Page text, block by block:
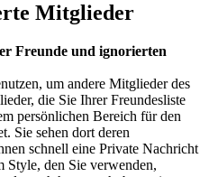
Mitglieder
Freunde und ignorierten
um andere Mitglieder des
die Sie Ihrer Freundesliste
persönlichen Bereich für den
Sie sehen dort deren
schnell eine Private Nachricht
Style, den Sie verwenden,